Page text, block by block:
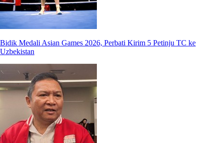
Bidik Medali Asian Games 2026, Perbati Kirim 5 Petinju TC ke
Uzbekistan